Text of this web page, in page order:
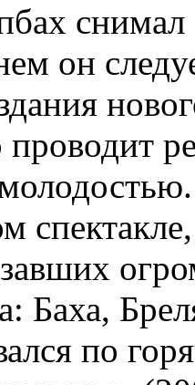
снимал
он
Баха,
по